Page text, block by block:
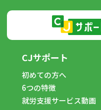
CJサポート
初めての方へ
6つの特徴
就労支援サービス動画